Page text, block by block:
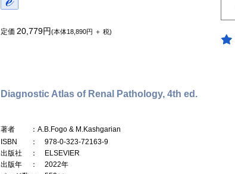
定価 20,779円(本体18,890円 ＋ 税)
Diagnostic Atlas of Renal Pathology, 4th ed.
著者
：A.B.Fogo & M.Kashgarian
ISBN
： 978-0-323-72163-9
出版社
： ELSEVIER
出版年
： 2022年